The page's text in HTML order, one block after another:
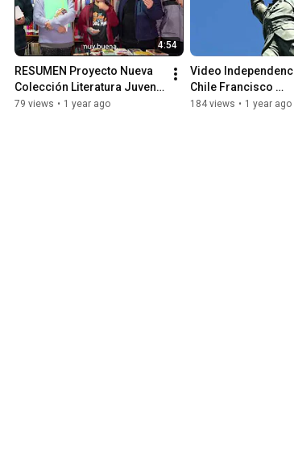
4:54
RESUMEN Proyecto Nueva
Colección Literatura Juvenil
con Componente Inclusivo.
79 views • 1 year ago
Video
Chile Francisco
Darmendrail Archivo
184 views • 1 year ago